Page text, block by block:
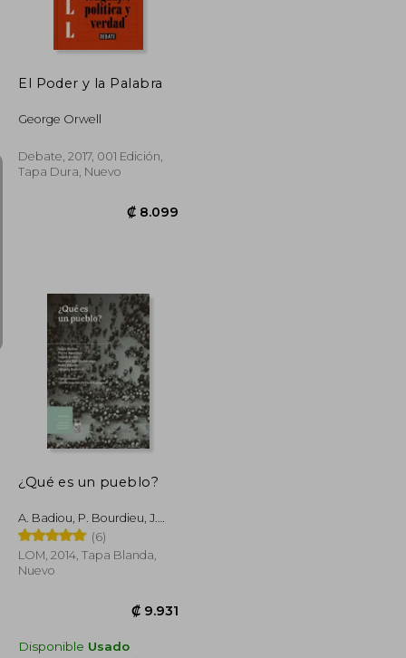
₡ 13.112
El Poder y la Palabra
George Orwell
Debate, 2017, 001 Edición,
Tapa Dura, Nuevo
¿Qué es un pueblo?
A. Badiou, P. Bourdieu, J.
Butler, G. Didi-Huberman,
S. Khiari Y J. Rancière
(6)
LOM, 2014, Tapa Blanda,
Nuevo
Disponible Usado